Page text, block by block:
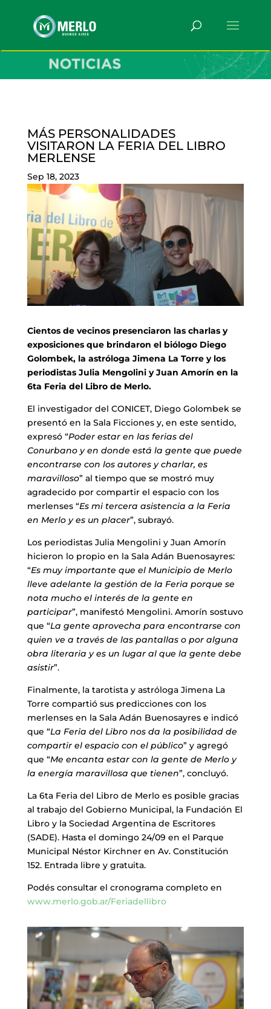
MÁS PERSONALIDADES
VISITARON LA FERIA DEL LIBRO
MERLENSE
Sep 18, 2023
Cientos de vecinos presenciaron las charlas y
exposiciones que brindaron el biólogo Diego
Golombek, la astróloga Jimena La Torre y los
periodistas Julia Mengolini y Juan Amorín en la
6ta Feria del Libro de Merlo.
El investigador del CONICET, Diego Golombek se
presentó en la Sala Ficciones y, en este sentido,
expresó “Poder estar en las ferias del
Conurbano y en donde está la gente que puede
encontrarse con los autores y charlar, es
maravilloso” al tiempo que se mostró muy
agradecido por compartir el espacio con los
merlenses “Es mi tercera asistencia a la Feria
en Merlo y es un placer”, subrayó.
Los periodistas Julia Mengolini y Juan Amorín
hicieron lo propio en la Sala Adán Buenosayres:
“Es muy importante que el Municipio de Merlo
lleve adelante la gestión de la Feria porque se
nota mucho el interés de la gente en
participar”, manifestó Mengolini. Amorín sostuvo
que “La gente aprovecha para encontrarse con
quien ve a través de las pantallas o por alguna
obra literaria y es un lugar al que la gente debe
asistir”.
Finalmente, la tarotista y astróloga Jimena La
Torre compartió sus predicciones con los
merlenses en la Sala Adán Buenosayres e indicó
que “La Feria del Libro nos da la posibilidad de
compartir el espacio con el público” y agregó
que “Me encanta estar con la gente de Merlo y
la energía maravillosa que tienen”, concluyó.
La 6ta Feria del Libro de Merlo es posible gracias
al trabajo del Gobierno Municipal, la Fundación El
Libro y la Sociedad Argentina de Escritores
(SADE). Hasta el domingo 24/09 en el Parque
Municipal Néstor Kirchner en Av. Constitución
152. Entrada libre y gratuita.
Podés consultar el cronograma completo en
www.merlo.gob.ar/Feriadellibro